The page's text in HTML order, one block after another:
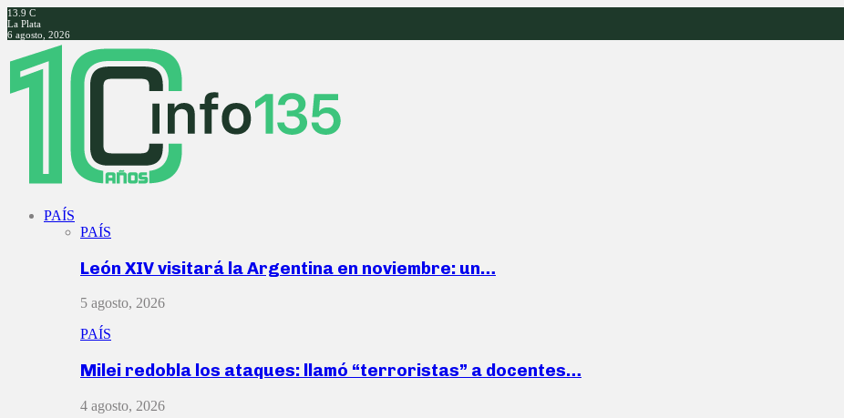
13.9 C
La Plata
6 agosto, 2026
Facebook
Twitter
Instagram
Youtube
PAÍS
PAÍS
León XIV visitará la Argentina en noviembre: un…
5 agosto, 2026
PAÍS
Milei redobla los ataques: llamó “terroristas” a docentes…
4 agosto, 2026